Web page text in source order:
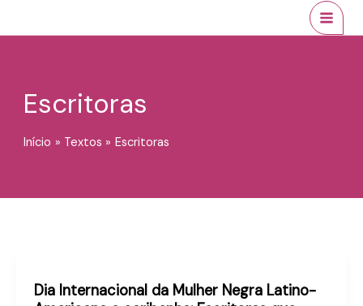
Escritoras
Início Textos Escritoras
Dia Internacional da Mulher Negra Latino-